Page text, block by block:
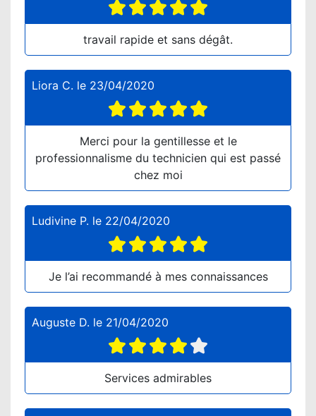
travail rapide et sans dégât.
Liora C. le 23/04/2020
Merci pour la gentillesse et le
professionnalisme du technicien qui est passé
chez moi
Ludivine P. le 22/04/2020
Je l’ai recommandé à mes connaissances
Auguste D. le 21/04/2020
Services admirables